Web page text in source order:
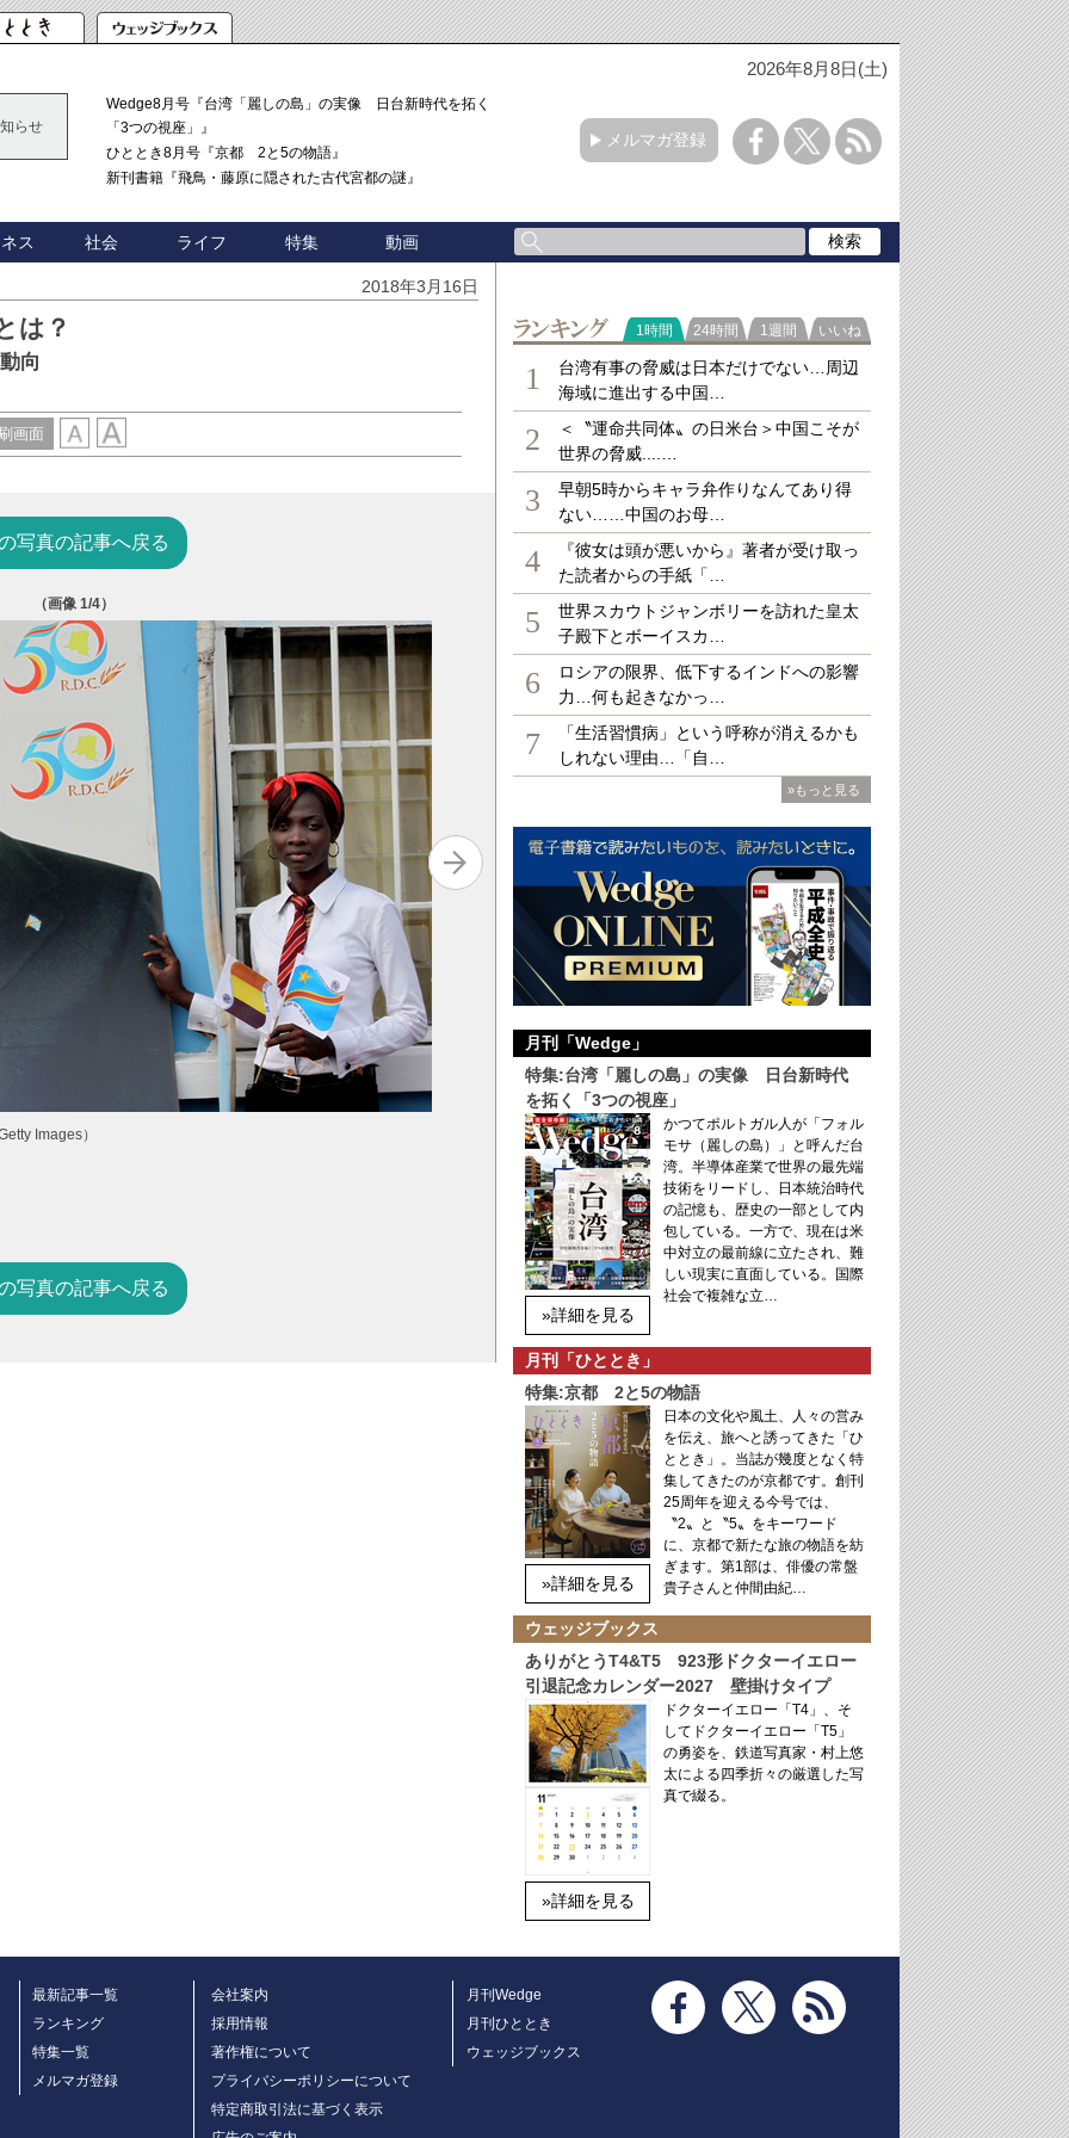
2026年8月8日(土)
らせ
Wedge8月号『台湾「麗しの島」の実像 日台新時代を拓く
「3つの視座」』
ひととき8月号『京都 2と5の物語』
新刊書籍『飛鳥・藤原に隠された古代宮都の謎』
メルマガ登録
ス 社会 ライフ 特集 動画
2018年3月16日
は？
向
画面
写真の記事へ戻る
（画像1/4）
Images）
ルワンダを訪問した筆者
写真の記事へ戻る
ラ
1時間 24時間 1週間 いいね
1
台湾有事の脅威は日本だけでない…周辺
海域に進出する中国…
2
＜〝運命共同体〟の日米台＞中国こそが
世界の脅威....…
3
早朝5時からキャラ弁作りなんてあり得
ない……中国のお母…
4
『彼女は頭が悪いから』著者が受け取っ
た読者からの手紙「…
5
世界スカウトジャンボリーを訪れた皇太
子殿下とボーイスカ…
6
ロシアの限界、低下するインドへの影響
力…何も起きなかっ…
7
「生活習慣病」という呼称が消えるかも
しれない理由…「自…
»もっと見る
月刊「Wedge」
特集:台湾「麗しの島」の実像 日台新時代
を拓く「3つの視座」
»詳細を見る
かつてポルトガル人が「フォル
モサ（麗しの島）」と呼んだ台
湾。半導体産業で世界の最先端
技術をリードし、日本統治時代
の記憶も、歴史の一部として内
包している。一方で、現在は米
中対立の最前線に立たされ、難
しい現実に直面している。国際
社会で複雑な立…
月刊「ひととき」
特集:京都 2と5の物語
»詳細を見る
日本の文化や風土、人々の営み
を伝え、旅へと誘ってきた「ひ
ととき」。当誌が幾度となく特
集してきたのが京都です。創刊
25周年を迎える今号では、
〝2〟と〝5〟をキーワード
に、京都で新たな旅の物語を紡
ぎます。第1部は、俳優の常盤
貴子さんと仲間由紀…
ウェッジブックス
ありがとうT4&T5 923形ドクターイエロー
引退記念カレンダー2027 壁掛けタイプ
»詳細を見る
ドクターイエロー「T4」、そ
してドクターイエロー「T5」
の勇姿を、鉄道写真家・村上悠
太による四季折々の厳選した写
真で綴る。
最新記事一覧
ランキング
特集一覧
メルマガ登録
会社案内
採用情報
著作権について
プライバシーポリシーについて
特定商取引法に基づく表示
月刊Wedge
月刊ひととき
ウェッジブックス